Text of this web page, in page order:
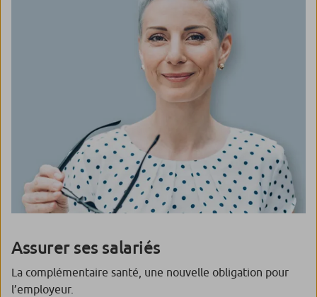
Assurer ses salariés
La complémentaire santé, une nouvelle obligation pour
l’employeur.